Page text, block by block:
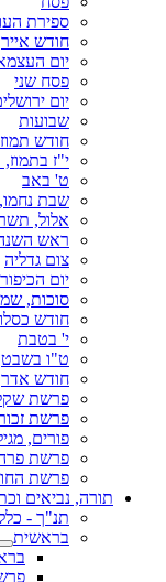
ספירת
חודש אייר
יום
פסח שני
יום
שבועות
חודש תמוז
י"ז
ט' באב
שבת
אלול,
ראש
צום גדליה
יום
סוכות,
חודש
י' בטבת
ט"ו בשבט
חודש אדר
פרשת
פרשת
פורים,
פרשת
פרשת
תורה, נביאים
תנ"ך -
בראשית